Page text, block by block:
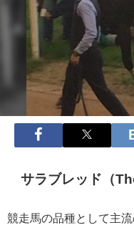
サラブレッド（
競走馬の品種として主